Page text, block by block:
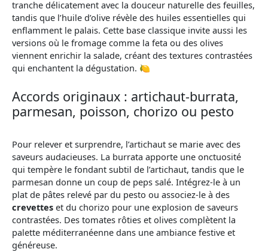
tranche délicatement avec la douceur naturelle des feuilles,
tandis que l’huile d’olive révèle des huiles essentielles qui
enflamment le palais. Cette base classique invite aussi les
versions où le fromage comme la feta ou des olives
viennent enrichir la salade, créant des textures contrastées
qui enchantent la dégustation. 🍋
Accords originaux : artichaut-burrata,
parmesan, poisson, chorizo ou pesto
Pour relever et surprendre, l’artichaut se marie avec des
saveurs audacieuses. La burrata apporte une onctuosité
qui tempère le fondant subtil de l’artichaut, tandis que le
parmesan donne un coup de peps salé. Intégrez-le à un
plat de pâtes relevé par du pesto ou associez-le à des
crevettes et du chorizo pour une explosion de saveurs
contrastées. Des tomates rôties et olives complètent la
palette méditerranéenne dans une ambiance festive et
généreuse.